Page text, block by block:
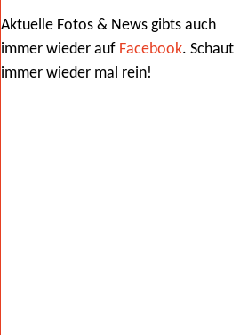
Aktuelle Fotos & News gibts auch
immer wieder auf Facebook. Schaut
immer wieder mal rein!